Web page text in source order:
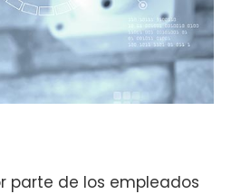
parte de los empleados